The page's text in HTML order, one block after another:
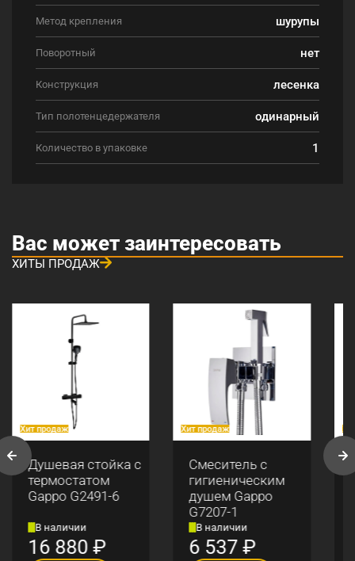
Метод крепления шурупы
Поворотный нет
Конструкция лесенка
Тип полотенцедержателя одинарный
Количество в упаковке 1
Вас может заинтересовать
ХИТЫ ПРОДАЖ
Хит продаж
Душевая стойка с
термостатом
Gappo G2491-6
В наличии
16 880₽
Хит продаж
Смеситель с
гигиеническим
душем Gappo
G7207-1
В наличии
6 537₽